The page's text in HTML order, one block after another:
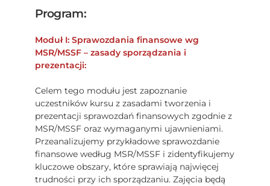
Program:
Moduł I: Sprawozdania finansowe wg
MSR/MSSF – zasady sporządzania i
prezentacji:
Celem tego modułu jest zapoznanie
uczestników kursu z zasadami tworzenia i
prezentacji sprawozdań finansowych zgodnie z
MSR/MSSF oraz wymaganymi ujawnieniami.
Przeanalizujemy przykładowe sprawozdanie
finansowe według MSR/MSSF i zidentyfikujemy
kluczowe obszary, które sprawiają najwięcej
trudności przy ich sporządzaniu. Zajęcia będą